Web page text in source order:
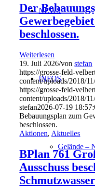
NEWS
INFOS
Gelände –
Der
beschlossen.
Weiterlesen
19. Juli 2026/vonstefan
https://grosse-feld-
content/uploads/2018/
https://grosse-feld-
content/uploads/2018/
stefan2026-07-19
Bebauungsplan zum
beschlossen.
Aktionen, Aktuelles
BPlan 761
Ausschuss